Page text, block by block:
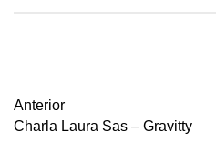
Anterior
Charla Laura Sas – Gravitty